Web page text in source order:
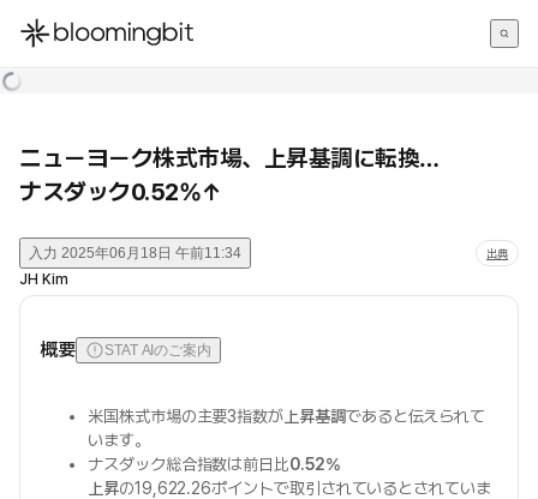
한국어
ニューヨーク株式市場、上昇基調に転換…
ナスダック0.52%↑
入力 2025年06月18日 午前11:34 出典
JH Kim
概要 STAT AIのご案内
米国株式市場の主要3指数が 上昇基調であると伝えられて
います。
ナスダック総合指数は前日比0.52%
上昇の19,622.26ポイントで取引されているとされていま